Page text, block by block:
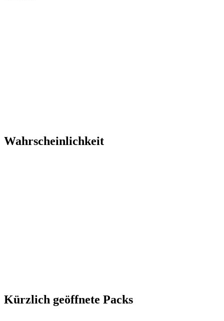
Wahrscheinlichkeit
Kürzlich geöffnete Packs